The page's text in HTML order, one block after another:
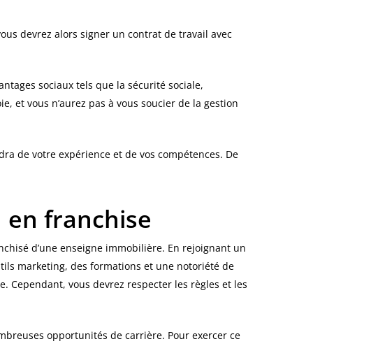
devrez alors signer un contrat de travail avec
sociaux tels que la sécurité sociale,
et vous n’aurez pas à vous soucier de la gestion
de votre expérience et de vos compétences. De
franchise
d’une enseigne immobilière. En rejoignant un
marketing, des formations et une notoriété de
Cependant, vous devrez respecter les règles et les
opportunités de carrière. Pour exercer ce